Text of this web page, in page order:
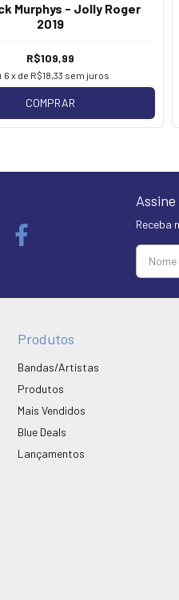
Murphys - Jolly Roger
2019
R$109,99
6 x de R$18,33 sem juros
COMPRAR
Receba
Produtos
Bandas/Artistas
Produtos
Mais Vendidos
Blue Deals
Lançamentos